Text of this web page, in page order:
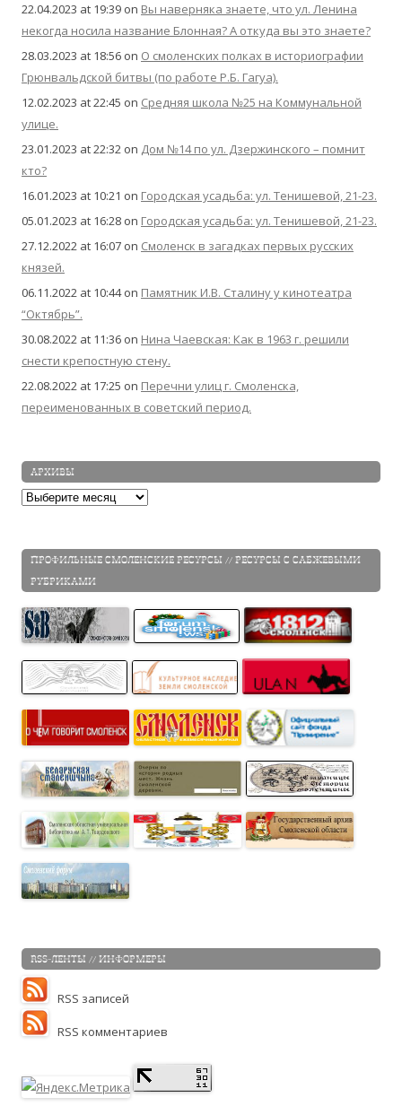
22.04.2023 at 19:39 on Вы наверняка знаете, что ул. Ленина
некогда носила название Блонная? А откуда вы это знаете?
28.03.2023 at 18:56 on О смоленских полках в историографии
Грюнвальдской битвы (по работе Р.Б. Гагуа).
12.02.2023 at 22:45 on Средняя школа №25 на Коммунальной
улице.
23.01.2023 at 22:32 on Дом №14 по ул. Дзержинского – помнит
кто?
16.01.2023 at 10:21 on Городская усадьба: ул. Тенишевой, 21-23.
05.01.2023 at 16:28 on Городская усадьба: ул. Тенишевой, 21-23.
27.12.2022 at 16:07 on Смоленск в загадках первых русских
князей.
06.11.2022 at 10:44on Памятник И.В. Сталину у кинотеатра
“Октябрь”.
30.08.2022 at 11:36 on Нина Чаевская: Как в 1963 г. решили
снести крепостную стену.
22.08.2022 at 17:25 on Перечни улиц г. Смоленска,
переименованных в советский период.
АРХИВЫ
Архивы
ПРОФИЛЬНЫЕ СМОЛЕНСКИЕ РЕСУРСЫ // РЕСУРСЫ С САБЖЕВЫМИ
РУБРИКАМИ
RSS-ЛЕНТЫ // ИНФОРМЕРЫ
RSS записей
RSS комментариев